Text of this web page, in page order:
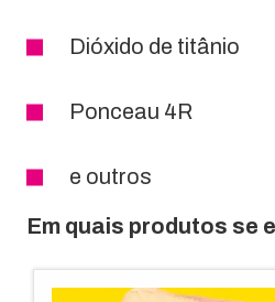
Dióxido de titânio
Ponceau 4R
e outros
Em quais produtos se